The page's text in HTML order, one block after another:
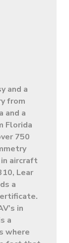
and a
from
and a
Florida
750
aircraft
Lear
a
in
a
where